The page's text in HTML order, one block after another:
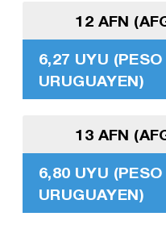
12 AFN
6,27 UYU (PESO
URUGUAYEN)
13 AFN
6,80 UYU (PESO
URUGUAYEN)